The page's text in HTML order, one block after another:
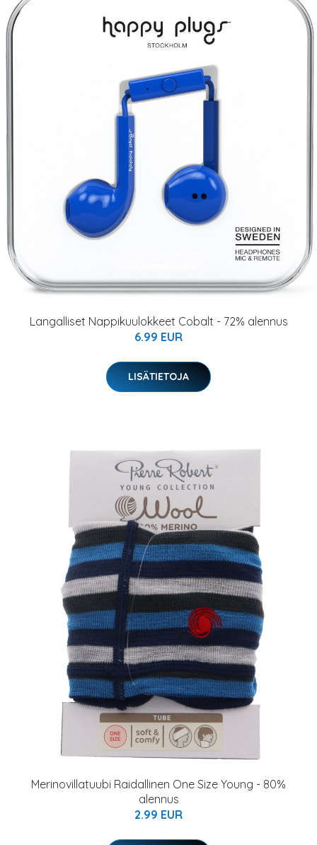
Langalliset Nappikuulokkeet Cobalt - 72% alennus
6.99 EUR
LISÄTIETOJA
Merinovillatuubi Raidallinen One Size Young - 80%
alennus
2.99 EUR